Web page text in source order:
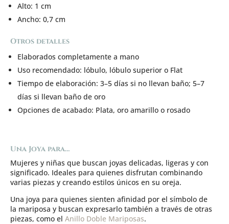
Alto: 1 cm
Ancho: 0,7 cm
Otros detalles
Elaborados completamente a mano
Uso recomendado: lóbulo, lóbulo superior o Flat
Tiempo de elaboración: 3–5 días si no llevan baño; 5–7
días si llevan baño de oro
Opciones de acabado: Plata, oro amarillo o rosado
Una Joya para…
Mujeres y niñas que buscan joyas delicadas, ligeras y con
significado. Ideales para quienes disfrutan combinando
varias piezas y creando estilos únicos en su oreja.
Una joya para quienes sienten afinidad por el símbolo de
la mariposa y buscan expresarlo también a través de otras
piezas, como el Anillo Doble Mariposas.